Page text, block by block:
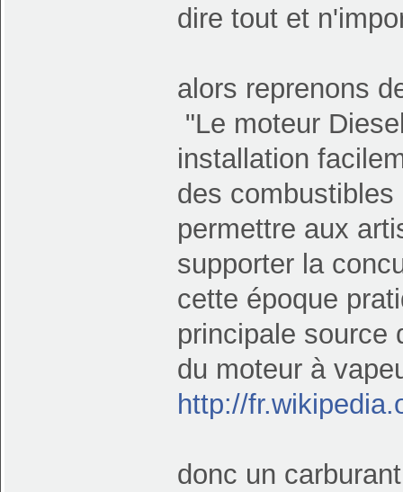
dire tout et
alors reprenons
"Le moteur
installation
des
permettre aux
supporter la
cette époque
principale source
du moteur à
http://
donc un